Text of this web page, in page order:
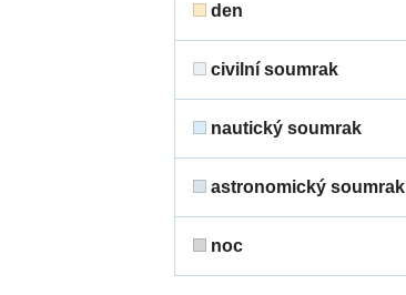
den
civilní soumrak
nautický soumrak
astronomický soumrak
noc